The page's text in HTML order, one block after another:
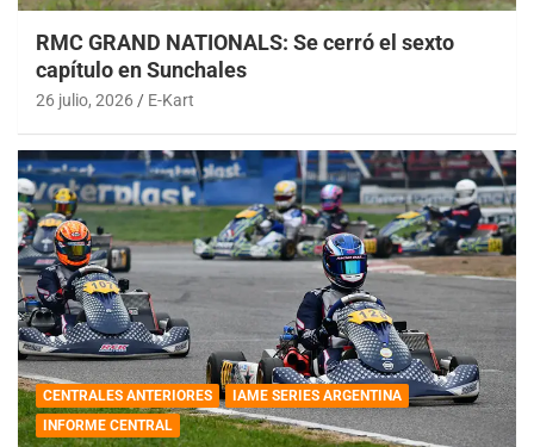
RMC GRAND NATIONALS: Se cerró el sexto
capítulo en Sunchales
26 julio, 2026 E-Kart
CENTRALES ANTERIORES
IAME SERIES ARGENTINA
INFORME CENTRAL